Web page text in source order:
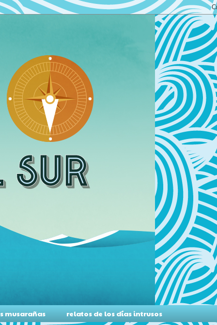
musarañas relatos de los días intrusos